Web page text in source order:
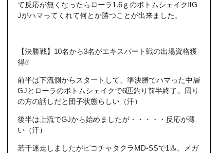
て反応が無くなったらローラ1.6ｇのボトムシェイク‼G
Jがハマってくれて何とか勝つことが出来ました。
【決勝戦】10名から3名がエキスパート戦の出場資格獲
得❕❕
前半は下流側からスタートして、準決勝でハマった中層
GJとローラのボトムシェイクで6匹釣り前半終了。周り
の方の話しだと団子状態らしい（汗）
後半は上流でGJから始めましたが・・・・・反応が薄
い（汗）
若干迷走しましたがピコチャタクラMD-SSで1匹、メガ